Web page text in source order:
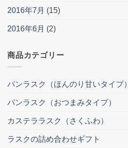
2016年7月 (15)
2016年6月 (2)
商品カテゴリー
パンラスク（ほんのり甘いタイプ）
パンラスク（おつまみタイプ）
カステララスク（さくふわ）
ラスクの詰め合わせギフト